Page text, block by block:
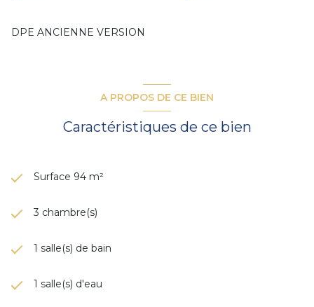
Contactez-nous pour plus d’informations ou organiser une
Idéal pour famille
DPE ANCIENNE VERSION
A PROPOS DE CE BIEN
Caractéristiques de ce bien
Surface 94 m²
3 chambre(s)
1 salle(s) de bain
1 salle(s) d'eau